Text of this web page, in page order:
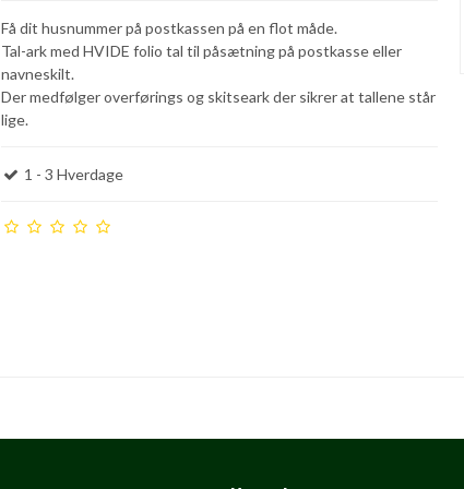
Få dit husnummer på postkassen på en flot måde.
Tal-ark med HVIDE folio tal til påsætning på postkasse eller
navneskilt.
Der medfølger overførings og skitseark der sikrer at tallene står
lige.
1 - 3 Hverdage